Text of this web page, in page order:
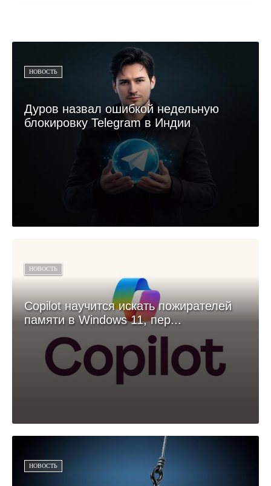
НОВОСТЬ
Дуров назвал ошибкой недельную
блокировку Telegram в Индии
НОВОСТЬ
Copilot научится искать пожирателей
памяти в Windows 11, пер...
НОВОСТЬ